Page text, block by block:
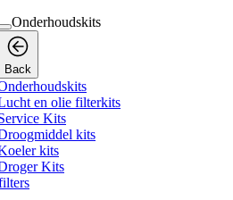
Onderhoudskits
Back
en olie filterkits
Kits
kits
kits
Kits